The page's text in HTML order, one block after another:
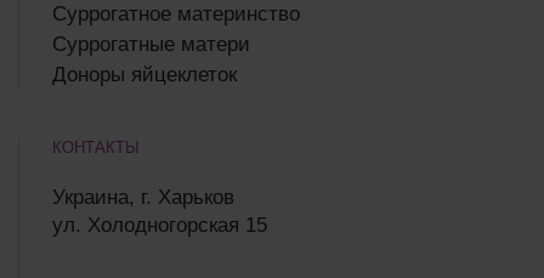
Суррогатное материнство
Суррогатные матери
Доноры яйцеклеток
КОНТАКТЫ
Украина, г. Харьков
ул. Холодногорская 15